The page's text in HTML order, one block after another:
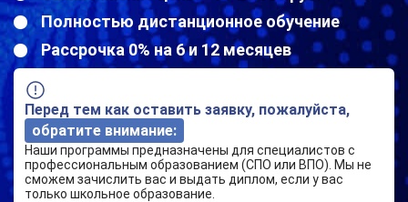
Полностью дистанционное обучение
Рассрочка 0% на 6 и 12 месяцев
Перед тем как оставить заявку, пожалуйста,
обратите внимание:
Наши программы предназначены для специалистов с
профессиональным образованием (СПО или ВПО). Мы не
сможем зачислить вас и выдать диплом, если у вас
только школьное образование.